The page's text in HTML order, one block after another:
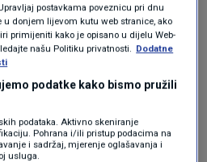
rasprave; u ovoj
koji je metastazirao u
koja bi mogla iščistiti
tridesetogodišnje
postavkama poveznicu pri dnu
u donjem lijevom kutu web stranice, ako
primijeniti kako je opisano u dijelu Web-
našu Politiku privatnosti. Dodatne
podatke kako bismo pružili
podataka. Aktivno skeniranje
Pohrana i/ili pristup podacima na
i sadržaj, mjerenje oglašavanja i
usluga.